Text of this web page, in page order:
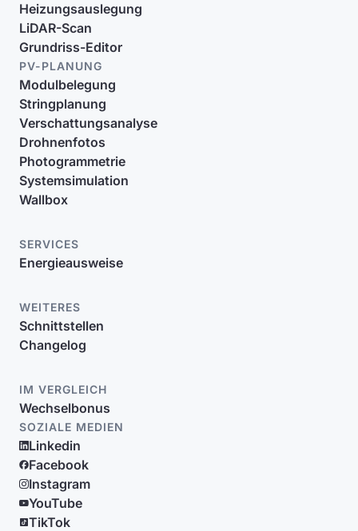
Heizungsauslegung
LiDAR-Scan
Grundriss-Editor
PV-PLANUNG
Modulbelegung
Stringplanung
Verschattungsanalyse
Drohnenfotos
Photogrammetrie
Systemsimulation
Wallbox
SERVICES
Energieausweise
WEITERES
Schnittstellen
Changelog
IM VERGLEICH
Wechselbonus
SOZIALE MEDIEN
Linkedin
Facebook
Instagram
YouTube
TikTok